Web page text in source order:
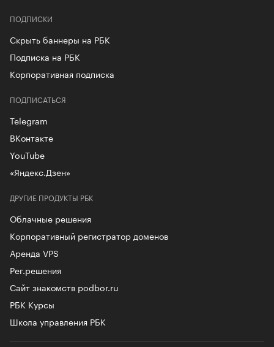
ПОДПИСКИ
Скрыть баннеры на РБК
Подписка на РБК
Корпоративная подписка
ДРУГИЕ ПРОДУКТЫ РБК
Облачные решения
Корпоративный регистратор доменов
Аренда VPS
Рег.решения
Сайт знакомств podbor.ru
РБК Курсы
Школа управления РБК
ПОДПИСАТЬСЯ
Telegram
ВКонтакте
YouTube
«Яндекс.Дзен»